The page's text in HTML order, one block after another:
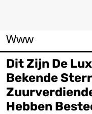
Www
Dit Zijn De
Bekende
Hebben